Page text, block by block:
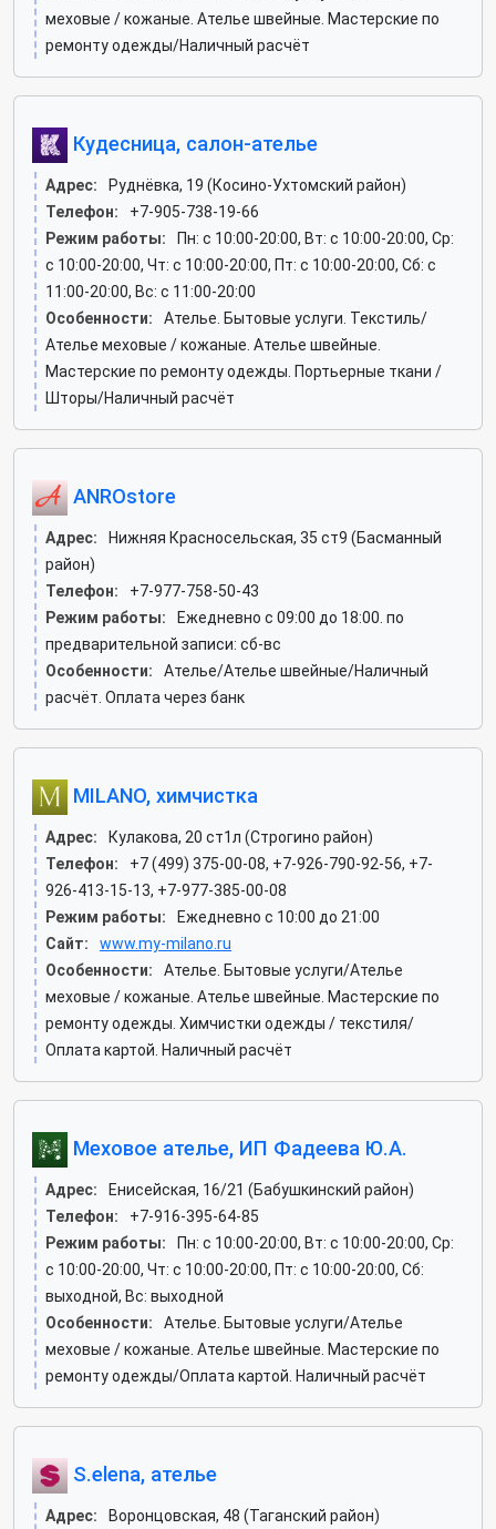
меховые / кожаные. Ателье швейные. Мастерские по
ремонту одежды/Наличный расчёт
Кудесница, салон-ателье
Адрес:
Руднёвка, 19 (Косино-Ухтомский район)
Телефон:
+7-905-738-19-66
Режим работы:
Пн: c 10:00-20:00, Вт: c 10:00-20:00, Ср:
c 10:00-20:00, Чт: c 10:00-20:00, Пт: c 10:00-20:00, Сб: c
11:00-20:00, Вс: c 11:00-20:00
Особенности:
Ателье. Бытовые услуги. Текстиль/
Ателье меховые / кожаные. Ателье швейные.
Мастерские по ремонту одежды. Портьерные ткани /
Шторы/Наличный расчёт
ANROstore
Адрес:
Нижняя Красносельская, 35 ст9 (Басманный
район)
Телефон:
+7-977-758-50-43
Режим работы:
Ежедневно с 09:00 до 18:00. по
предварительной записи: сб-вс
Особенности:
Ателье/Ателье швейные/Наличный
расчёт. Оплата через банк
MILANO, химчистка
Адрес:
Кулакова, 20 ст1л (Строгино район)
Телефон:
+7 (499) 375-00-08, +7-926-790-92-56, +7-
926-413-15-13, +7-977-385-00-08
Режим работы:
Ежедневно с 10:00 до 21:00
Сайт:
www.my-milano.ru
Особенности:
Ателье. Бытовые услуги/Ателье
меховые / кожаные. Ателье швейные. Мастерские по
ремонту одежды. Химчистки одежды / текстиля/
Оплата картой. Наличный расчёт
Меховое ателье, ИП Фадеева Ю.А.
Адрес:
Енисейская, 16/21 (Бабушкинский район)
Телефон:
+7-916-395-64-85
Режим работы:
Пн: c 10:00-20:00, Вт: c 10:00-20:00, Ср:
c 10:00-20:00, Чт: c 10:00-20:00, Пт: c 10:00-20:00, Сб:
выходной, Вс: выходной
Особенности:
Ателье. Бытовые услуги/Ателье
меховые / кожаные. Ателье швейные. Мастерские по
ремонту одежды/Оплата картой. Наличный расчёт
S.elena, ателье
Адрес:
Воронцовская, 48 (Таганский район)